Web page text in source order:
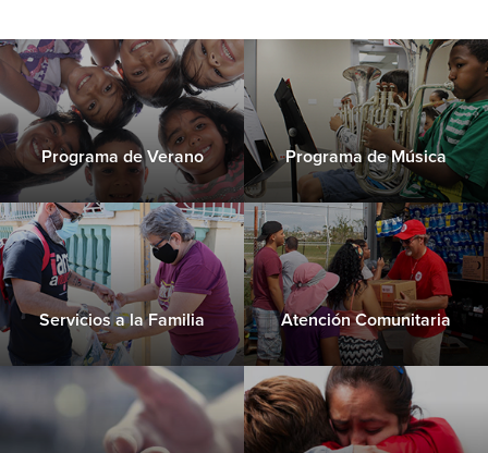
Programa de Verano Programa de Música
Servicios a la Familia Atención Comunitaria